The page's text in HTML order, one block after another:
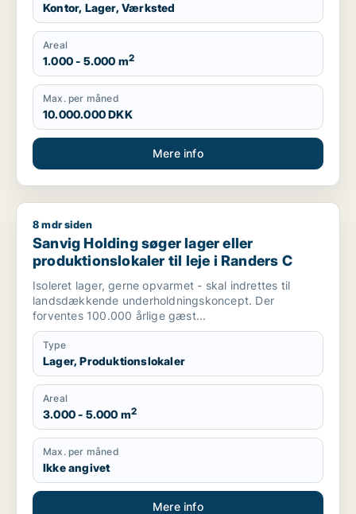
Kontor, Lager, Værksted
Areal
1.000 - 5.000 m2
Max. per måned
10.000.000 DKK
Mere info
Sanvig Holding søger lager eller produktionslokaler til leje i
8 mdr siden
Sanvig Holding søger lager eller
produktionslokaler til leje i Randers C
Isoleret lager, gerne opvarmet - skal indrettes til
landsdækkende underholdningskoncept. Der
forventes 100.000 årlige gæst...
Type
Lager, Produktionslokaler
Areal
3.000 - 5.000 m2
Max. per måned
Ikke angivet
Mere info